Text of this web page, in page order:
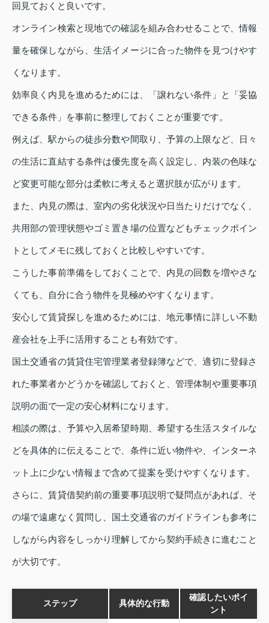
回見ておくと良いです。
オンライン検索と現地での確認を組み合わせることで、情報
量を確保しながら、生活イメージに合った物件を見つけやす
くなります。
効率良く内見を進めるためには、「譲れない条件」と「妥協
できる条件」を事前に整理しておくことが重要です。
例えば、駅からの徒歩分数や間取り、予算の上限など、日々
の生活に直結する条件は優先度を高く設定し、内装の色味な
ど変更可能な部分は柔軟に考えると選択肢が広がります。
また、内見の際は、室内の劣化状況や日当たりだけでなく、
共用部の管理状態やゴミ置き場の位置などもチェックポイン
トとしてメモに残しておくと比較しやすいです。
こうした事前準備をしておくことで、内見の回数を増やさな
くても、自分に合う物件を見極めやすくなります。
安心して賃貸探しを進めるためには、地元事情に詳しい不動
産会社を上手に活用することも有効です。
国土交通省の賃貸住宅管理業者登録簿などで、適切に登録さ
れた事業者かどうかを確認しておくと、管理体制や重要事項
説明の面で一定の安心材料になります。
相談の際は、予算や入居希望時期、希望する生活スタイルな
どを具体的に伝えることで、条件に近い物件や、インターネ
ット上に少ない情報まで含めて提案を受けやすくなります。
さらに、賃貸借契約前の重要事項説明で疑問点があれば、そ
の場で遠慮なく質問し、国土交通省のガイドラインも参考に
しながら内容をしっかり理解してから契約手続きに進むこと
が大切です。
ステップ 具体的な行動
確認したいポイ
ント